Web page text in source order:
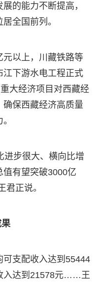
的能力不断提高，
全国前列。
元以上，川藏铁路等
江下游水电工程正式
大经济项目对西藏经
保西藏经济高质量
进步很大、横向比增
值有望突破3000亿
君正说。
可支配收入达到55444
入达到21578元……王